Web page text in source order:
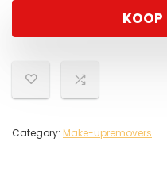
KOOP
Category: Make-upremovers